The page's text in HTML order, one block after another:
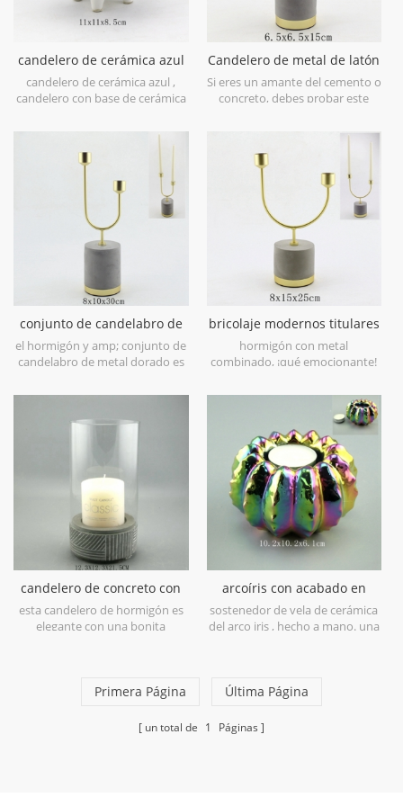
candelero de cerámica azul
candelero de cerámica azul ,
candelero con base de cerámica
de cera . lindo titular de vela
Candelero de metal de latón
satinado con base de
hormigón
Si eres un amante del cemento o
concreto, debes probar este
base y tapa de metal, Candelero
de metal de latón satinado con
base de hormigón
conjunto de candelabro de
metal de hormigón y oro
el hormigón y amp; conjunto de
candelabro de metal dorado es
colección de porta velas,
satinado y base de concreto.
bricolaje modernos titulares
de vela de hormigón
hormigón con metal
combinado, ¡qué emocionante!
con acabado en metal dorado.
candelero de concreto con
pantalla de vidrio y línea
pintada de blanco
esta candelero de hormigón es
elegante con una bonita
arcoíris con acabado en
cerámica candelabro
sostenedor de vela de cerámica
del arco iris , hecho a mano. una
este candelabro de luz de té de
Primera Página Última Página
un total de 1 Páginas